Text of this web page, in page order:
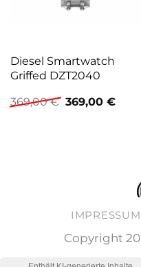
Diesel Smartwatch
Griffed DZT2040
369,00€ Ursprünglicher
Preis
369,00 €
IMPRESSUM
Copyright